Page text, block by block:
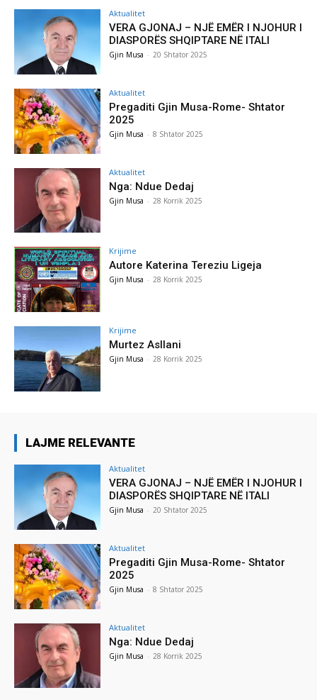
Aktualitet
VERA GJONAJ – NJË EMËR I NJOHUR I
DIASPORËS SHQIPTARE NË ITALI
Gjin Musa - 20 Shtator 2025
Aktualitet
Pregaditi Gjin Musa-Rome- Shtator
2025
Gjin Musa - 8 Shtator 2025
Aktualitet
Nga: Ndue Dedaj
Gjin Musa - 28 Korrik 2025
Krijime
Autore Katerina Tereziu Ligeja
Gjin Musa - 28 Korrik 2025
Krijime
Murtez Asllani
Gjin Musa - 28 Korrik 2025
LAJME RELEVANTE
Aktualitet
VERA GJONAJ – NJË EMËR I NJOHUR I
DIASPORËS SHQIPTARE NË ITALI
Gjin Musa - 20 Shtator 2025
Aktualitet
Pregaditi Gjin Musa-Rome- Shtator
2025
Gjin Musa - 8 Shtator 2025
Aktualitet
Nga: Ndue Dedaj
Gjin Musa - 28 Korrik 2025